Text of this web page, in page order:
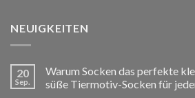
NEUIGKEITEN
20
Sep.
Warum Socken das perfekte
süße Tiermotiv-Socken für